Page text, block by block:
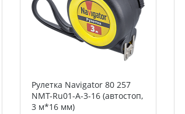
Рулетка Navigator 80 257
NMT-Ru01-A-3-16 (автостоп,
3 м*16 мм)